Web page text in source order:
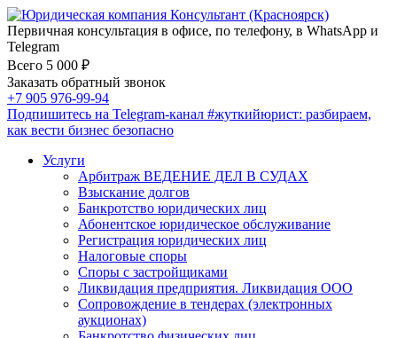
Первичная консультация в офисе, по телефону, в WhatsApp и
Telegram
Всего 5 000 ₽
Заказать обратный звонок
+7 905 976-99-94
Подпишитесь на Telegram-канал #жуткийюрист: разбираем,
как вести бизнес безопасно
Услуги
Арбитраж ВЕДЕНИЕ ДЕЛ В СУДАХ
Взыскание долгов
Банкротство юридических лиц
Абонентское юридическое обслуживание
Регистрация юридических лиц
Налоговые споры
Споры с застройщиками
Ликвидация предприятия. Ликвидация ООО
Сопровождение в тендерах (электронных
аукционах)